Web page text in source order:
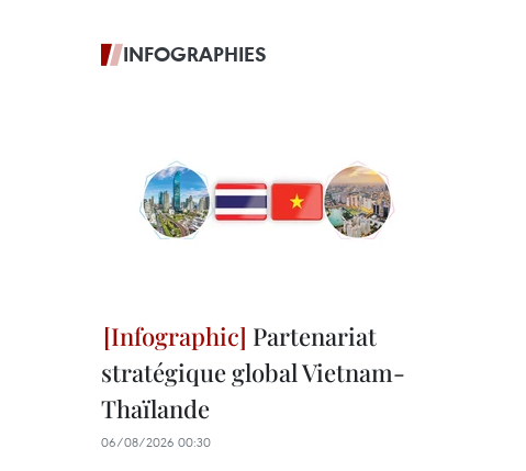
INFOGRAPHIES
Partenariat
stratégique global Vietnam-
Thaïlande
06/08/2026 00:30